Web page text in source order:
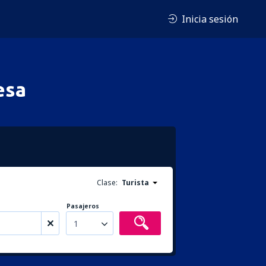
Inicia sesión
Clase: Turista
Pasajeros
1